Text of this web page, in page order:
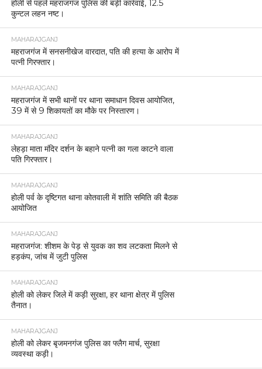
होली से पहले महराजगंज पुलिस की बड़ी कार्रवाई, 12.5
कुन्टल लहन नष्ट।
MAHARAJGANJ
महराजगंज में सनसनीखेज वारदात, पति की हत्या के आरोप में
पत्नी गिरफ्तार।
MAHARAJGANJ
महराजगंज में सभी थानों पर थाना समाधान दिवस आयोजित,
39 में से 9 शिकायतों का मौके पर निस्तारण।
MAHARAJGANJ
लेहड़ा माता मंदिर दर्शन के बहाने पत्नी का गला काटने वाला
पति गिरफ्तार।
MAHARAJGANJ
होली पर्व के दृष्टिगत थाना कोतवाली में शांति समिति की बैठक
आयोजित
MAHARAJGANJ
महराजगंज: शीशम के पेड़ से युवक का शव लटकता मिलने से
हड़कंप, जांच में जुटी पुलिस
MAHARAJGANJ
होली को लेकर जिले में कड़ी सुरक्षा, हर थाना क्षेत्र में पुलिस
तैनात।
MAHARAJGANJ
होली को लेकर बृजमनगंज पुलिस का फ्लैग मार्च, सुरक्षा
व्यवस्था कड़ी।